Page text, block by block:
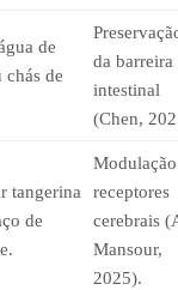
de
chás de
da barreira
intestinal
(Chen,
tangerina
de
receptores
cerebrais
Mansour,
2025).